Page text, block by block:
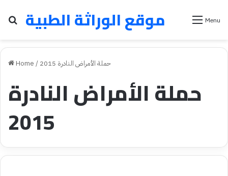
Search for
موقع الوراثة الطبية Menu
Home / حملة الأمراض النادرة 2015
حملة الأمراض النادرة
2015